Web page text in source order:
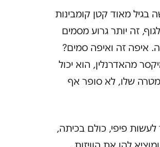
בגיל מאוד קטן קומבינות
זה יותר גרוע מסמים
איפה זה ואיפה סמים?
מהאדרנלין, הוא יכול
שלו, לא סופר אף
אפשר לעשות פיפי, כולם בכיתה,